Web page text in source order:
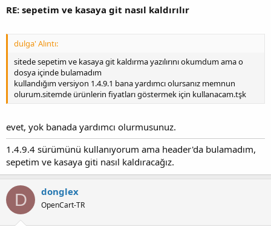
RE: sepetim ve kasaya git nasıl kaldırılır
dulga' Alıntı:
sitede sepetim ve kasaya git kaldırma yazılırını okumdum ama o
dosya içinde bulamadım
kullandığım versiyon 1.4.9.1 bana yardımcı olursanız memnun
olurum.sitemde ürünlerin fiyatları göstermek için kullanacam.tşk
evet, yok banada yardımcı olurmusunuz.
1.4.9.4 sürümünü kullanıyorum ama header'da bulamadım,
sepetim ve kasaya giti nasıl kaldıracağız.
D donglex
OpenCart-TR